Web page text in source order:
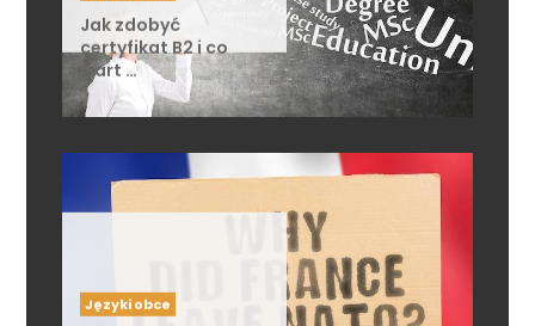
Jak zdobyć
certyfikat B2 i co
wart …
Języki obce